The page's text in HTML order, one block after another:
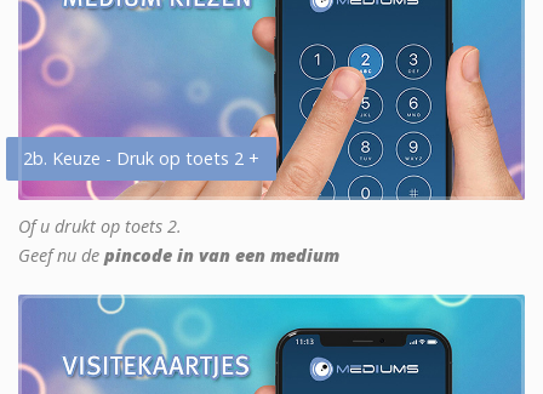
2b. Keuze - Druk op toets 2 +
Of u drukt op toets 2.
Geef nu de pincode in van een medium